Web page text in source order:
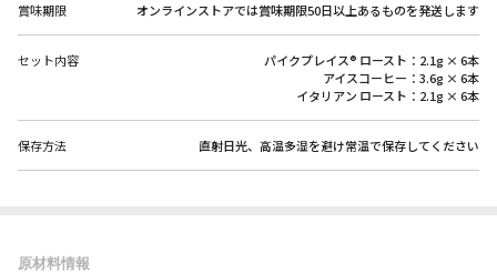
賞味期限 オンラインストアでは賞味期限50日以上あるものを発送します
セット内容
パイクプレイス® ロースト：2.1g × 6本
アイスコーヒー：3.6g × 6本
イタリアン ロースト：2.1g × 6本
保存方法 直射日光、高温多湿を避け常温で保存してください
原材料情報